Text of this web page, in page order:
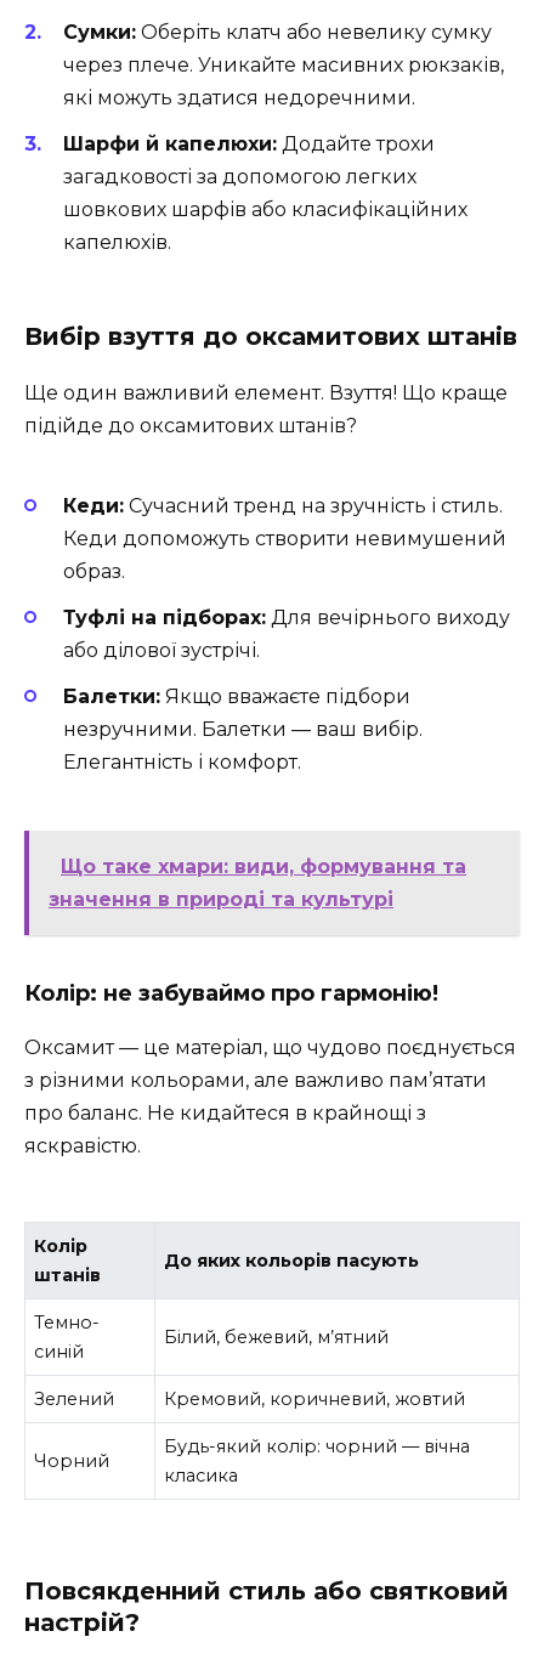
Сумки: Оберіть клатч або невелику сумку
через плече. Уникайте масивних рюкзаків,
які можуть здатися недоречними.
Шарфи й капелюхи: Додайте трохи
загадковості за допомогою легких
шовкових шарфів або класифікаційних
капелюхів.
Вибір взуття до оксамитових штанів
Ще один важливий елемент. Взуття! Що краще
підійде до оксамитових штанів?
Кеди: Сучасний тренд на зручність і стиль.
Кеди допоможуть створити невимушений
образ.
Туфлі на підборах: Для вечірнього виходу
або ділової зустрічі.
Балетки: Якщо вважаєте підбори
незручними. Балетки — ваш вибір.
Елегантність і комфорт.
Що таке хмари: види, формування та
значення в природі та культурі
Колір: не забуваймо про гармонію!
Оксамит — це матеріал, що чудово поєднується
з різними кольорами, але важливо пам’ятати
про баланс. Не кидайтеся в крайнощі з
яскравістю.
Колір
штанів
До яких кольорів пасують
Темно-
синій
Білий, бежевий, м’ятний
Зелений Кремовий, коричневий, жовтий
Чорний
Будь-який колір: чорний — вічна
класика
Повсякденний стиль або святковий
настрій?